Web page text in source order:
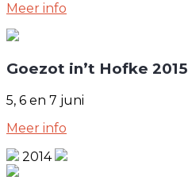
Meer info
Goezot in’t Hofke 2015
5, 6 en 7 juni
Meer info
2014